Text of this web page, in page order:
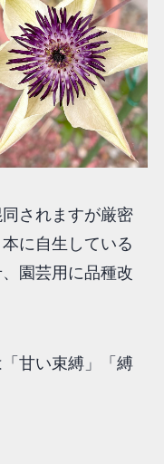
されますが厳密
に自生している
園芸用に品種改
甘い束縛」「縛